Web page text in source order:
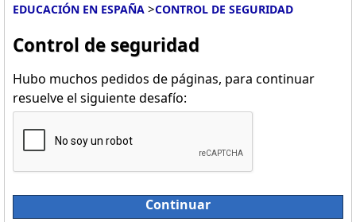
EDUCACIÓN EN ESPAÑA >CONTROL DE SEGURIDAD
Control de seguridad
Hubo muchos pedidos de páginas, para continuar
resuelve el siguiente desafío:
Continuar